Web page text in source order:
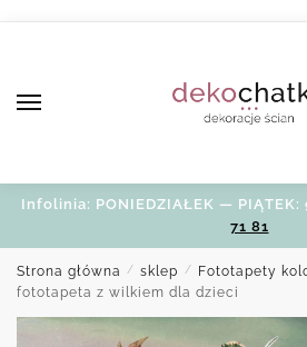
Infolinia: PONIEDZIAŁEK — PIĄTEK:
71 81
Strona główna / sklep / Fototapety
fototapeta z wilkiem dla dzieci